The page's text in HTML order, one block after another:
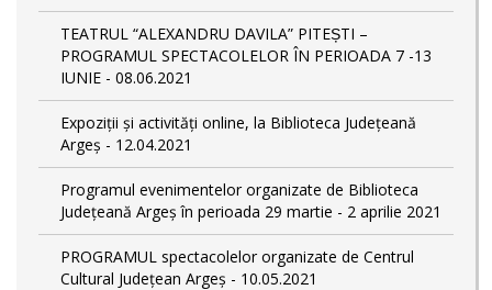
TEATRUL “ALEXANDRU DAVILA” PITEȘTI –
PROGRAMUL SPECTACOLELOR ÎN PERIOADA 7 -13
IUNIE - 08.06.2021
Expoziții și activități online, la Biblioteca Județeană
Argeș - 12.04.2021
Programul evenimentelor organizate de Biblioteca
Județeană Argeș în perioada 29 martie - 2 aprilie 2021
PROGRAMUL spectacolelor organizate de Centrul
Cultural Județean Argeș - 10.05.2021